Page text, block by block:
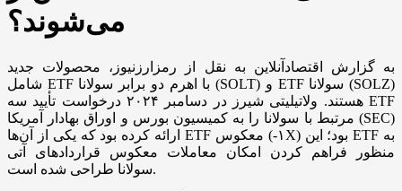
می‌شوند؟
به گزارش اقتصادآنلاین به نقل از رمزارزنیوز، محصولات جدید
شامل ETF با اهرم دو برابر سولانا (SOLT) و ETF سولانا (SOLZ)
هستند. ولاتیلیتی شیرز در دسامبر ۲۰۲۴ درخواست تأیید سه ETF
مرتبط با سولانا را به کمیسیون بورس و اوراق بهادار آمریکا (SEC)
ارائه کرده بود که یکی از آن‌ها ETF معکوس (-۱X) بود؛ این ETF به
منظور فراهم کردن امکان معاملات معکوس قراردادهای آتی
سولانا طراحی شده است.